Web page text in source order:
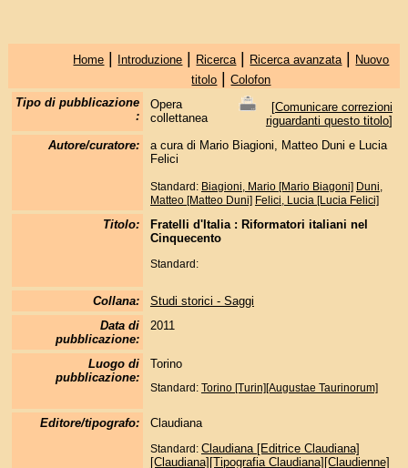
Home | Introduzione | Ricerca | Ricerca avanzata | Nuovo
titolo |Colofon
Tipo di pubblicazione
:
Opera
collettanea
[Comunicare correzioni
riguardanti questo titolo]
Autore/curatore:
a cura di Mario Biagioni, Matteo Duni e Lucia
Felici
Standard: Biagioni, Mario [Mario Biagoni] Duni,
Matteo [Matteo Duni] Felici, Lucia [Lucia Felici]
Titolo:
Fratelli d'Italia : Riformatori italiani nel
Cinquecento
Standard:
Collana:
Studi storici - Saggi
Data di
pubblicazione:
2011
Luogo di
pubblicazione:
Torino
Standard: Torino [Turin][Augustae Taurinorum]
Editore/tipografo: Claudiana
Standard: Claudiana [Editrice Claudiana]
[Claudiana][Tipografia Claudiana][Claudienne]